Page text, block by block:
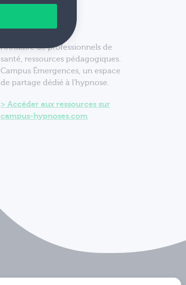
Annuaire de professionnels de
santé, ressources pédagogiques.
Campus Émergences, un espace
de partage dédié à l'hypnose.
Accéder aux ressources sur
campus-hypnoses.com